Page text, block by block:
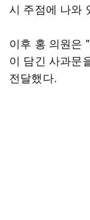
시 주점에 나와
이후 홍 의원은
이 담긴 사과문
전달했다.